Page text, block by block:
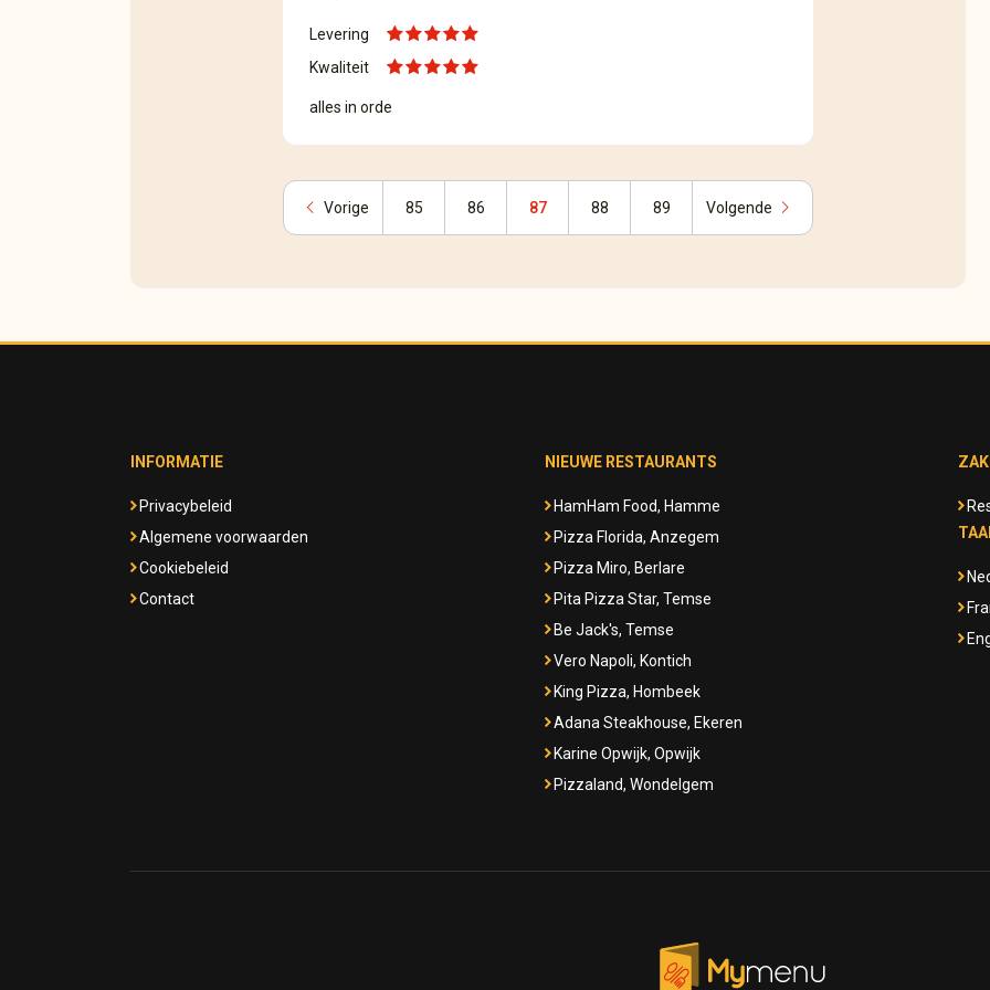
Levering
Kwaliteit
alles in orde
chevron_left Vorige 85 86 87 88 89 Volgende chevron_right
INFORMATIE
Privacybeleid
Algemene voorwaarden
Cookiebeleid
Contact
NIEUWE RESTAURANTS
HamHam Food, Hamme
Pizza Florida, Anzegem
Pizza Miro, Berlare
Pita Pizza Star, Temse
Be Jack's, Temse
Vero Napoli, Kontich
King Pizza, Hombeek
Adana Steakhouse, Ekeren
Karine Opwijk, Opwijk
Pizzaland, Wondelgem